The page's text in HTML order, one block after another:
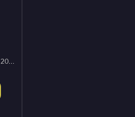
Чохли на сидіння Пежо 206 (Peugeot 206) модельні MAX-N з екошкіри Чорно-зелений